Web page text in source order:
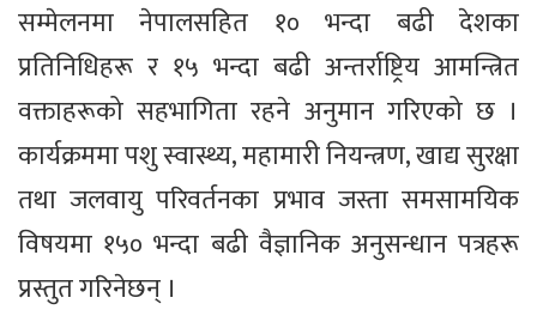
सम्मेलनमा नेपालसहित १० भन्दा बढी देशका
प्रतिनिधिहरू र १५ भन्दा बढी अन्तर्राष्ट्रिय आमन्त्रित
वक्ताहरूको सहभागिता रहने अनुमान गरिएको छ ।
कार्यक्रममा पशु स्वास्थ्य, महामारी नियन्त्रण, खाद्य सुरक्षा
तथा जलवायु परिवर्तनका प्रभाव जस्ता समसामयिक
विषयमा १५० भन्दा बढी वैज्ञानिक अनुसन्धान पत्रहरू
प्रस्तुत गरिनेछन् ।